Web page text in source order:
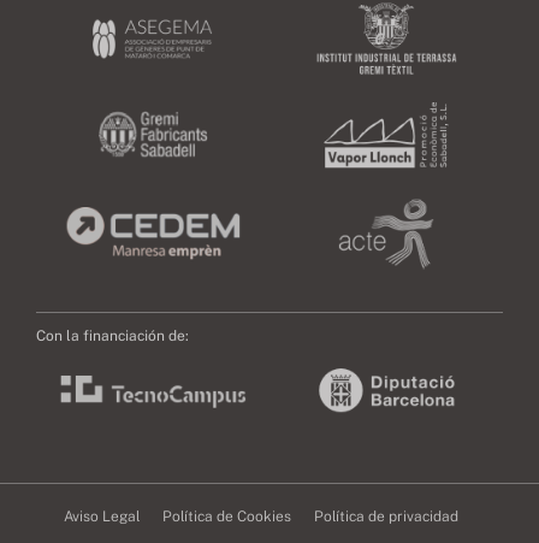
Con la financiación de:
Aviso Legal Política de Cookies Política de privacidad